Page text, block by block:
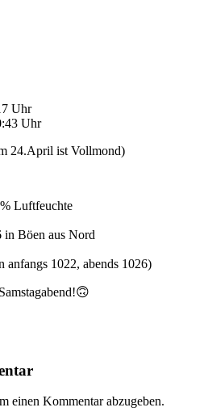
Uhr
Uhr
24.April ist Vollmond)
Luftfeuchte
Böen aus Nord
1022, abends 1026)
einen Kommentar abzugeben.